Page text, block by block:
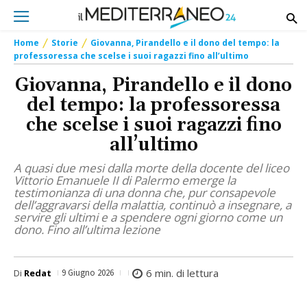
Home Storie
Giovanna, Pirandello e il dono del tempo: la
professoressa che scelse i suoi ragazzi fino all’ultimo
Giovanna, Pirandello e il dono
del tempo: la professoressa
che scelse i suoi ragazzi fino
all’ultimo
A quasi due mesi dalla morte della docente del liceo
Vittorio Emanuele II di Palermo emerge la
testimonianza di una donna che, pur consapevole
dell’aggravarsi della malattia, continuò a insegnare, a
servire gli ultimi e a spendere ogni giorno come un
dono. Fino all’ultima lezione
Di Redat 9 Giugno 2026 6 min. di lettura